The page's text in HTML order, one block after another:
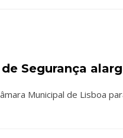
Segurança
Municipal de Lisboa